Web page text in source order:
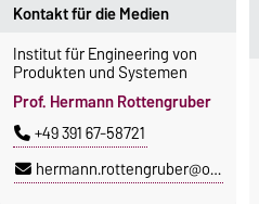
Kontakt für die Medien
Institut für Engineering von
Produkten und Systemen
Prof. Hermann Rottengruber
+49 391 67-58721
hermann.rottengruber@ovgu.de